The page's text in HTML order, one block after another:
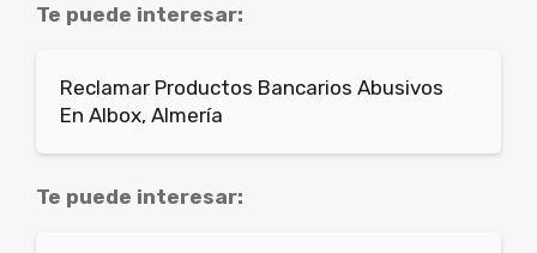
Te puede interesar:
Reclamar Productos Bancarios Abusivos
En Albox, Almería
Te puede interesar: